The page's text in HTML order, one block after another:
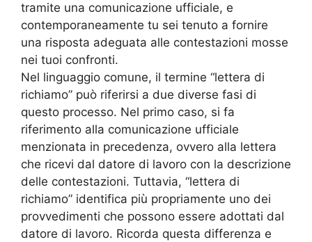
tramite una comunicazione ufficiale, e
contemporaneamente tu sei tenuto a fornire
una risposta adeguata alle contestazioni mosse
nei tuoi confronti.
Nel linguaggio comune, il termine “lettera di
richiamo” può riferirsi a due diverse fasi di
questo processo. Nel primo caso, si fa
riferimento alla comunicazione ufficiale
menzionata in precedenza, ovvero alla lettera
che ricevi dal datore di lavoro con la descrizione
delle contestazioni. Tuttavia, “lettera di
richiamo” identifica più propriamente uno dei
provvedimenti che possono essere adottati dal
datore di lavoro. Ricorda questa differenza e